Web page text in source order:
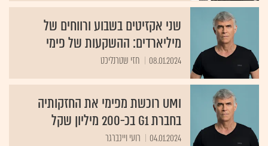
שני אקזיטים בשבוע ורווחים של
מיליארדים: ההשקעות של פימי
08.01.2024 חזי שטרנליכט
UMI רוכשת מפימי את החזקותיה
בחברת G1 בכ-200 מיליון שקל
04.01.2024 רועי ויינברגר